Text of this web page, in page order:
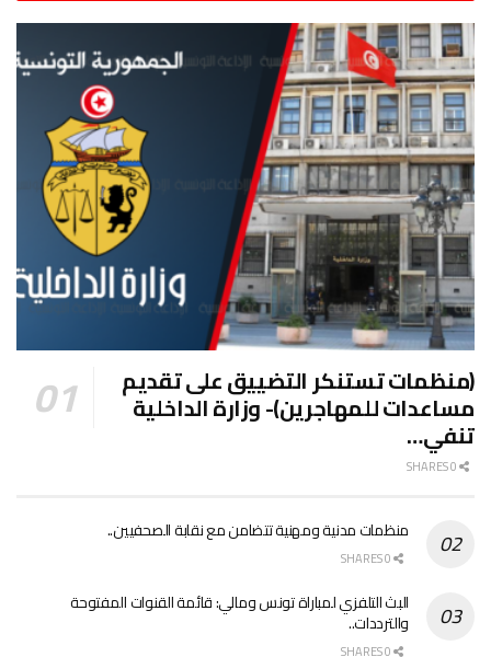
(منظمات تستنكر التضييق على تقديم
مساعدات للمهاجرين)- وزارة الداخلية
تنفي…
منظمات مدنية ومهنية تتضامن مع نقابة الصحفيين..
البث التلفزي لمباراة تونس ومالي: قائمة القنوات المفتوحة
والترددات..